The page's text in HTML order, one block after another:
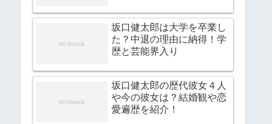
坂口健太郎は大学を卒業し
た？中退の理由に納得！学
歴と芸能界入り
坂口健太郎の歴代彼女４人
や今の彼女は？結婚観や恋
愛遍歴を紹介！